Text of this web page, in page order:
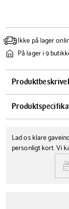
Ikke på lager
På lager i 9
Oscar hunden fra
Den blev designet
både børn og
Oscar er
11 cm
Lad os klare
personligt kort. Vi